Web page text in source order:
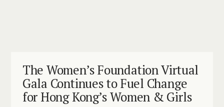
The Women’s Foundation Virtual
Gala Continues to Fuel Change
for Hong Kong’s Women & Girls